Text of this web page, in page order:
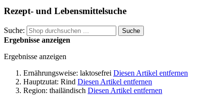
Rezept- und Lebensmittelsuche
Suche: Suche
Ergebnisse anzeigen
Ergebnisse anzeigen
Ernährungsweise: laktosefrei Diesen Artikel entfernen
Hauptzutat: Rind Diesen Artikel entfernen
Region: thailändisch Diesen Artikel entfernen